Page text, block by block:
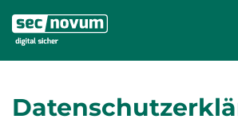
zur Navigation
zum Inhalt